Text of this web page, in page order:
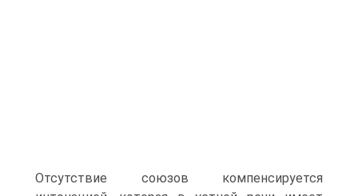
Отсутствие союзов компенсируется